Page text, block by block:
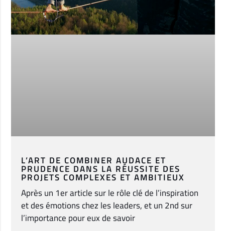
L’ART DE COMBINER AUDACE ET
PRUDENCE DANS LA RÉUSSITE DES
PROJETS COMPLEXES ET AMBITIEUX
Après un 1er article sur le rôle clé de l’inspiration
et des émotions chez les leaders, et un 2nd sur
l’importance pour eux de savoir